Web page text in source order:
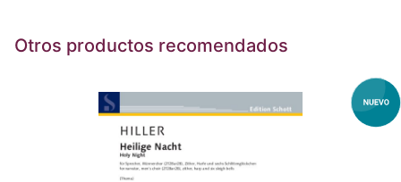
Otros productos recomendados